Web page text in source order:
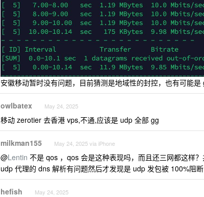
安徽移动暂时没有问题，目前猜测是地域性的封控，也有可能
owlbatex May 24, 2025
移动 zerotier 去香港 vps,不通,应该是 udp 全部 gg
milkman155 May 24, 2025 via iPhone
@Lentin 不是 qos ，qos 会是这种表现吗，而且还三网都这样
udp 代理的 dns 解析有问题然后才发现是 udp 发包被 100%阻断
hefish May 24, 2025